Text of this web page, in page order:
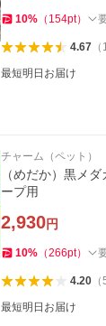
10% （ 154pt）
4.67（
最短明日お届け
チャーム（ペット）
（めだか）黒メ
ープ用
2,930円
10% （266pt）
4.20（
最短明日お届け